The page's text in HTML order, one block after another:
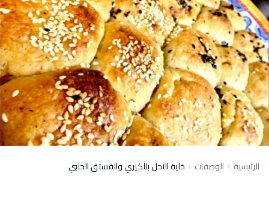
الرئيسية الوصفات خلية النحل بالكيري والفستق الحلبي